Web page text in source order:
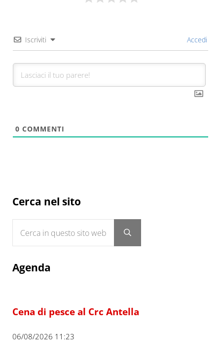
Iscriviti Accedi
0 COMMENTI
Sidebar
Cerca nel sito
Submit search
Agenda
Cena di pesce al Crc Antella
06/08/2026 11:23